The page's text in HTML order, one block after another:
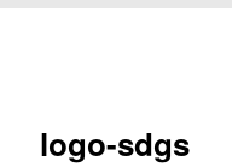
logo-sdgs